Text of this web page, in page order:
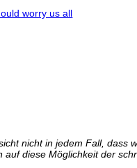
worry us all
nicht in jedem Fall, dass
diese Möglichkeit der